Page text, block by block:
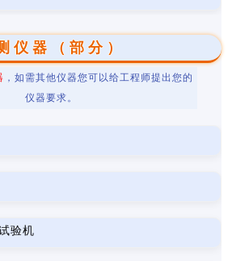
仪器（部分）
，如需其他仪器您可以给工程师提出您的
仪器要求。
验机